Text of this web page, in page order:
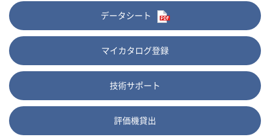
データシート
マイカタログ登録
技術サポート
評価機貸出